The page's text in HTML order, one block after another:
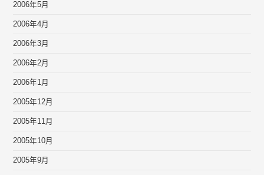
2006年5月
2006年4月
2006年3月
2006年2月
2006年1月
2005年12月
2005年11月
2005年10月
2005年9月